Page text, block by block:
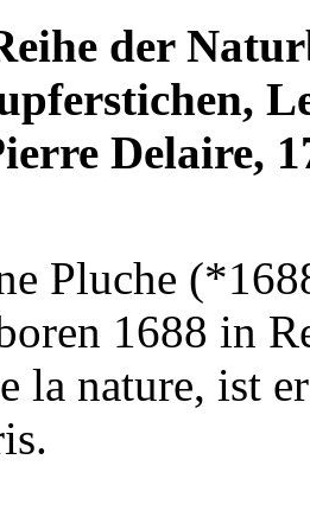
der
Delaire,
Pluche
1688 in
la nature, ist